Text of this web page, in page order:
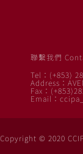
聯繫我們
Tel：(+853)
Address：
Fax：
Email：
Copyright © 2020